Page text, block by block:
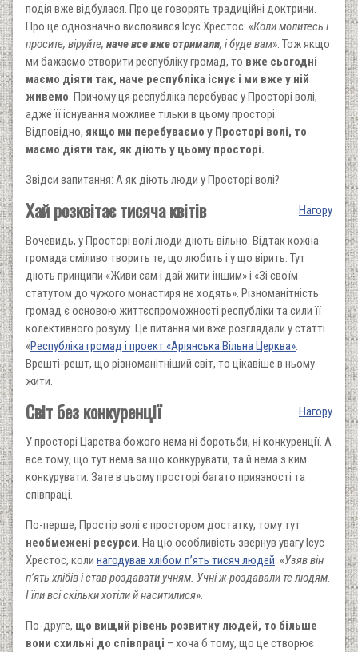
подія вже відбулася. Про це говорять традиційні доктрини.
Про це однозначно висловився Ісус Хрестос: «Коли молитесь і
просите, віруйте, наче все вже отримали, і буде вам». Тож якщо
ми бажаємо створити республіку громад, то вже сьогодні
маємо діяти так, наче республіка існує і ми вже у ній
живемо. Причому ця республіка перебуває у Просторі волі,
адже її існування можливе тільки в цьому просторі.
Відповідно, якщо ми перебуваємо у Просторі волі, то
маємо діяти так, як діють у цьому просторі.
Звідси запитання: А як діють люди у Просторі волі?
Нагору
Хай розквітає тисяча квітів
Вочевидь, у Просторі волі люди діють вільно. Відтак кожна
громада сміливо творить те, що любить і у що вірить. Тут
діють принципи «Живи сам і дай жити іншим» і «Зі своїм
статутом до чужого монастиря не ходять». Різноманітність
громад є основою життєспроможності республіки та сили її
колективного розуму. Це питання ми вже розглядали у статті
«Республіка громад і проект «Аріянська Вільна Церква».
Врешті-решт, що різноманітніший світ, то цікавіше в ньому
жити.
Нагору
Світ без конкуренції
У просторі Царства божого нема ні боротьби, ні конкуренції. А
все тому, що тут нема за що конкурувати, та й нема з ким
конкурувати. Зате в цьому просторі багато приязності та
співпраці.
По-перше, Простір волі є простором достатку, тому тут
необмежені ресурси. На цю особливість звернув увагу Ісус
Хрестос, коли нагодував хлібом п’ять тисяч людей: «Узяв він
п’ять хлібів і став роздавати учням. Учні ж роздавали те людям.
І їли всі скільки хотіли й наситилися».
По-друге, що вищий рівень розвитку людей, то більше
вони схильні до співпраці – хоча б тому, що це створює